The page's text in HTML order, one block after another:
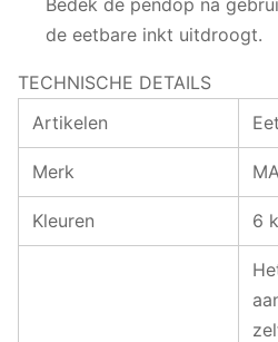
Bedek de pendop na
de eetbare inkt uitdroogt.
TECHNISCHE DETAILS
Artikelen
Merk
Kleuren 6